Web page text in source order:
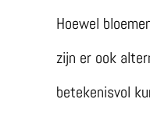
Hoewel
zijn er ook
betekenisvol